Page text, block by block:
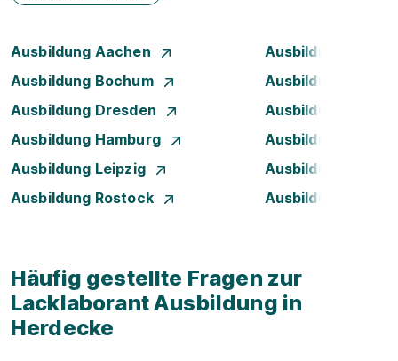
Ausbildung Aachen
Ausbildung
Ausbildung Bochum
Ausbildung Bonn
Ausbildung Dresden
Ausbildung
Ausbildung Hamburg
Ausbildung
Ausbildung Leipzig
Ausbildung
Ausbildung Rostock
Ausbildung
Häufig gestellte Fragen zur
Lacklaborant Ausbildung in
Herdecke